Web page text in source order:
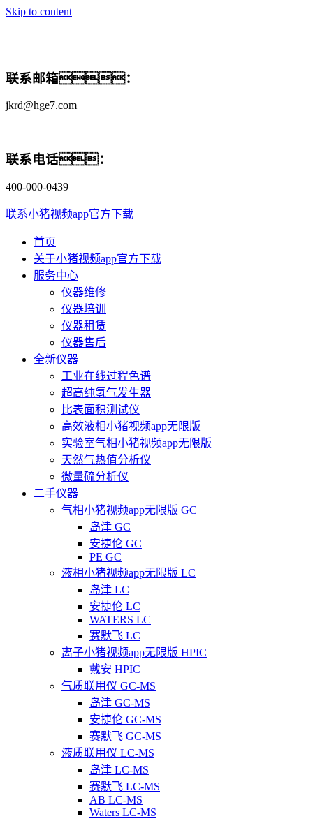
Skip to content
联系邮箱：
jkrd@hge7.com
联系电话：
400-000-0439
联系小猪视频app官方下载
首页
关于小猪视频app官方下载
服务中心
仪器维修
仪器培训
仪器租赁
仪器售后
全新仪器
工业在线过程色谱
超高纯氢气发生器
比表面积测试仪
高效液相小猪视频app无限版
实验室气相小猪视频app无限版
天然气热值分析仪
微量硫分析仪
二手仪器
气相小猪视频app无限版 GC
岛津 GC
安捷伦 GC
PE GC
液相小猪视频app无限版 LC
岛津 LC
安捷伦 LC
WATERS LC
赛默飞 LC
离子小猪视频app无限版 HPIC
戴安 HPIC
气质联用仪 GC-MS
岛津 GC-MS
安捷伦 GC-MS
赛默飞 GC-MS
液质联用仪 LC-MS
岛津 LC-MS
赛默飞 LC-MS
AB LC-MS
Waters LC-MS